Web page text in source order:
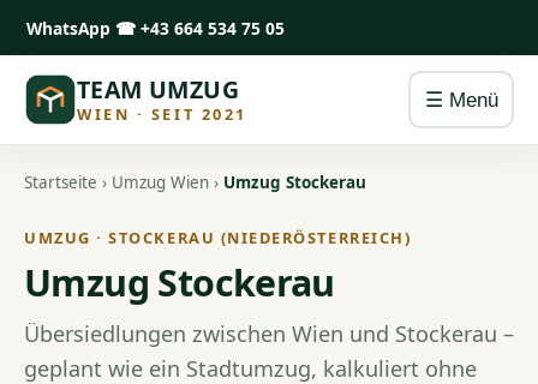
WhatsApp ☎ +43 664 534 75 05
TEAM UMZUG
WIEN · SEIT 2021
☰ Menü
Startseite › Umzug Wien › Umzug Stockerau
UMZUG · STOCKERAU (NIEDERÖSTERREICH)
Umzug Stockerau
Übersiedlungen zwischen Wien und Stockerau –
geplant wie ein Stadtumzug, kalkuliert ohne